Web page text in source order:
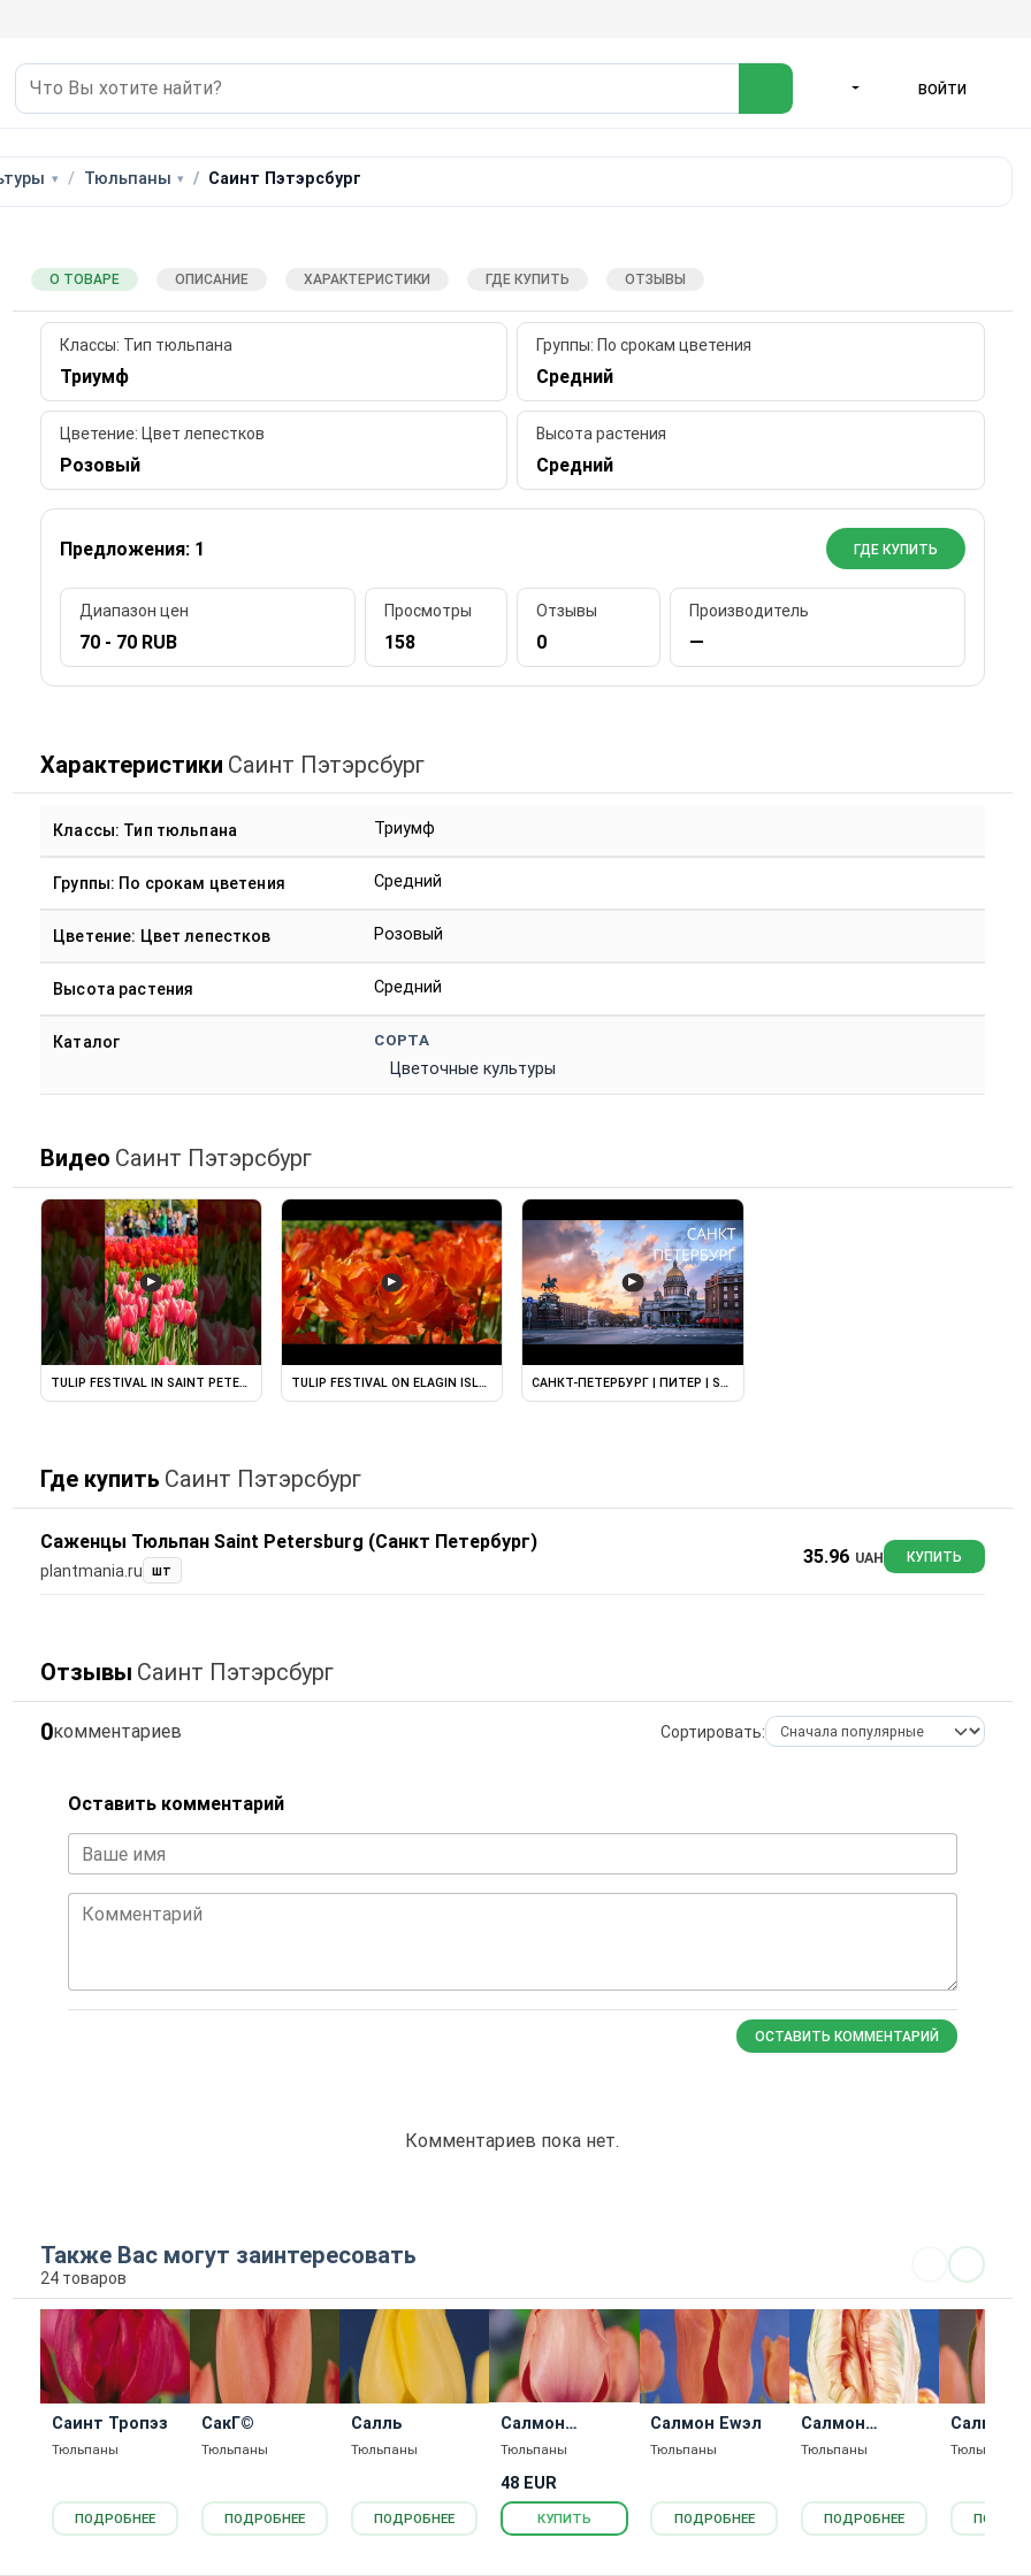
ВОЙТИ
Тюльпаны Саинт Пэтэрсбург
О ТОВАРЕ ОПИСАНИЕ ХАРАКТЕРИСТИКИ ГДЕ КУПИТЬ ОТЗЫВЫ
Классы: Тип тюльпана
Триумф
Группы: По срокам цветения
Средний
Цветение: Цвет лепестков
Розовый
Высота растения
Средний
Предложения: 1 ГДЕ КУПИТЬ
Диапазон цен
70 - 70 RUB
Просмотры
158
Отзывы
0
Производитель
—
Характеристики Саинт Пэтэрсбург
Классы: Тип тюльпана Триумф
Группы: По срокам цветения Средний
Цветение: Цвет лепестков Розовый
Высота растения Средний
Каталог СОРТА
Цветочные культуры
Видео Саинт Пэтэрсбург
▶
TULIP FESTIVAL IN SAINT PETERSBURG ON ELAGIN ISLAND. SAINT ...
▶
TULIP FESTIVAL ON ELAGIN ISLAND. SAINT PETERSBURG.
▶
САНКТ-ПЕТЕРБУРГ | ПИТЕР | SAINT-PETERSBURG | ...
Где купить Саинт Пэтэрсбург
Саженцы Тюльпан Saint Petersburg (Санкт Петербург)
plantmania.ru шт
35.96 UAH КУПИТЬ
Отзывы Саинт Пэтэрсбург
0комментариев Сортировать:
Оставить комментарий
Ваше имя
Комментарий
ОСТАВИТЬ КОММЕНТАРИЙ
Комментариев пока нет.
Также Вас могут заинтересовать
24 товаров
Саинт Тропэз
Тюльпаны
ПОДРОБНЕЕ
СакГ©
Тюльпаны
ПОДРОБНЕЕ
Салль
Тюльпаны
ПОДРОБНЕЕ
Салмон
Импрэссион
Тюльпаны
48 EUR
КУПИТЬ
Салмон Еwэл
Тюльпаны
ПОДРОБНЕЕ
Салмон
Паррот
Тюльпаны
ПОДРОБНЕЕ
Салмон
Тюльпаны